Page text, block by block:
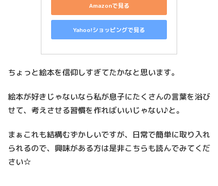
Amazonで見る
Yahoo!ショッピングで見る
ちょっと絵本を信仰しすぎてたかなと思います。
絵本が好きじゃないなら私が息子にたくさんの言葉を浴び
せて、考えさせる習慣を作ればいいじゃない♪と。
まぁこれも結構むずかしいですが、日常で簡単に取り入れ
られるので、興味がある方は是非こちらも読んでみてくだ
さい☆